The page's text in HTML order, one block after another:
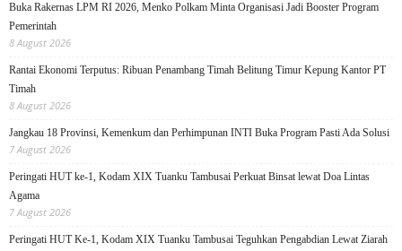
Buka Rakernas LPM RI 2026, Menko Polkam Minta Organisasi Jadi Booster Program
Pemerintah
8 August 2026
Rantai Ekonomi Terputus: Ribuan Penambang Timah Belitung Timur Kepung Kantor PT
Timah
8 August 2026
Jangkau 18 Provinsi, Kemenkum dan Perhimpunan INTI Buka Program Pasti Ada Solusi
7 August 2026
Peringati HUT ke-1, Kodam XIX Tuanku Tambusai Perkuat Binsat lewat Doa Lintas
Agama
7 August 2026
Peringati HUT Ke-1, Kodam XIX Tuanku Tambusai Teguhkan Pengabdian Lewat Ziarah